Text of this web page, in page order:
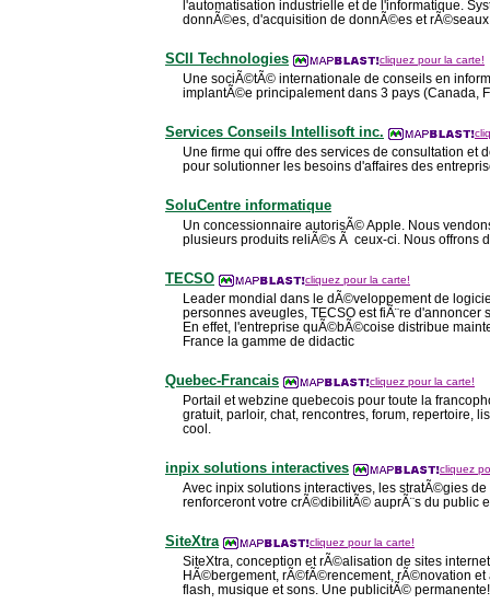
l'automatisation industrielle et de l'informatique.
donnÃ©es, d'acquisition de donnÃ©es et
SCII Technologies cliquez pour la carte!
Une sociÃ©tÃ© internationale de conseils en
implantÃ©e principalement dans 3 pays (Canada,
Services Conseils Intellisoft inc.
Une firme qui offre des services de consultation et
pour solutionner les besoins d'affaires des
SoluCentre informatique
Un concessionnaire autorisÃ© Apple. Nous
plusieurs produits reliÃ©s Ã ceux-ci. Nous offrons
TECSO cliquez pour la carte!
Leader mondial dans le dÃ©veloppement de
personnes aveugles, TECSO est fiÃ¨re d'annoncer
En effet, l'entreprise quÃ©bÃ©coise distribue
France la gamme de didactic
Quebec-Francais cliquez pour la carte!
Portail et webzine quebecois pour toute la
gratuit, parloir, chat, rencontres, forum, repertoire,
cool.
inpix solutions interactives cliquez
Avec inpix solutions interactives, les stratÃ©gies
renforceront votre crÃ©dibilitÃ© auprÃ¨s du public
SiteXtra cliquez pour la carte!
SiteXtra, conception et rÃ©alisation de sites
HÃ©bergement, rÃ©fÃ©rencement, rÃ©novation et
flash, musique et sons. Une publicitÃ© permanente!